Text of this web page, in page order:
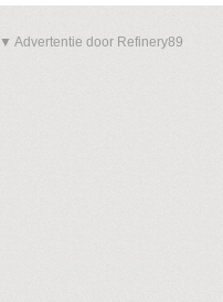
▼ Advertentie door Refinery89